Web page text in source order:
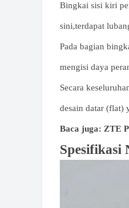
Bingkai sisi kiri
sini,terdapat
Pada bagian
mengisi daya
Secara
desain datar (flat)
Baca juga: ZTE
Spesifikasi